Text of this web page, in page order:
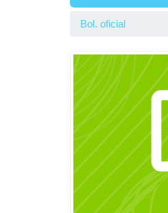
Bol. oficial